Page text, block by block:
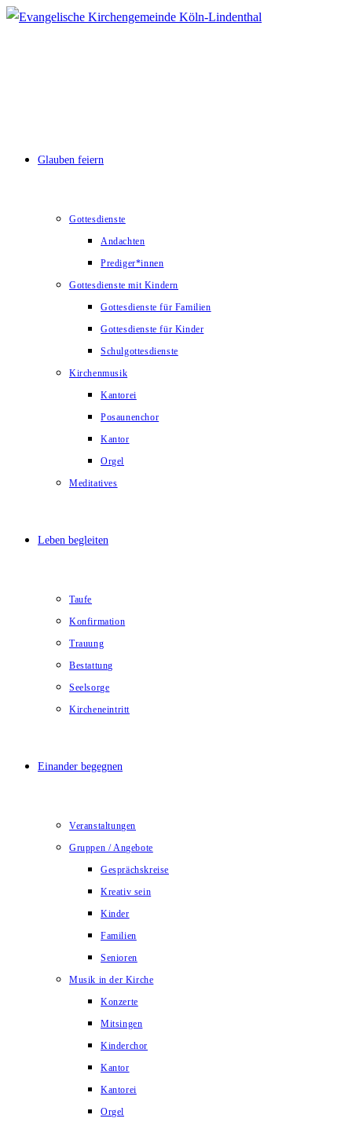
Zum
Glauben feiern
Gottesdienste
Andachten
Prediger*innen
Gottesdienste mit Kindern
Gottesdienste für Familien
Gottesdienste für Kinder
Schulgottesdienste
Kirchenmusik
Kantorei
Posaunenchor
Kantor
Orgel
Meditatives
Leben begleiten
Taufe
Konfirmation
Trauung
Bestattung
Seelsorge
Kircheneintritt
Einander begegnen
Veranstaltungen
Gruppen / Angebote
Gesprächskreise
Kreativ sein
Kinder
Familien
Senioren
Musik in der Kirche
Konzerte
Mitsingen
Kinderchor
Kantor
Kantorei
Orgel